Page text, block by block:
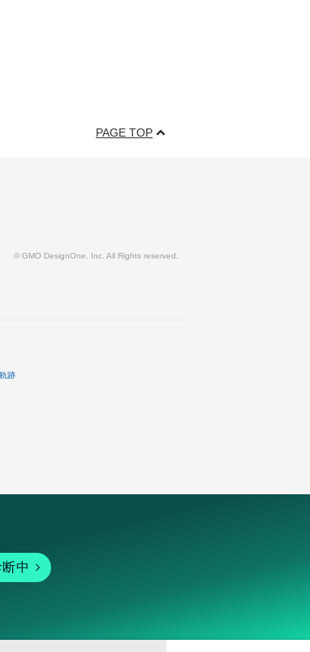
PAGE TOP
© GMO DesignOne, Inc. All Rights reserved.
跡
中